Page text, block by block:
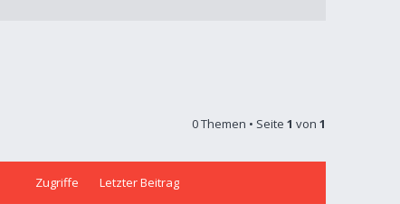
0 Themen • Seite 1 von 1
Zugriffe Letzter Beitrag